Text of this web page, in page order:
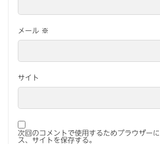
メール ※
サイト
次回のコメントで使用するためブラウザー
ス、サイトを保存する。